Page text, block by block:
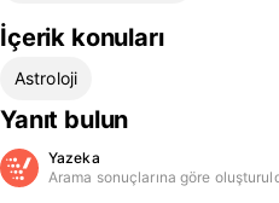
İçerik konuları
Astroloji
Yanıt bulun
Yazeka
Arama sonuçlarına göre